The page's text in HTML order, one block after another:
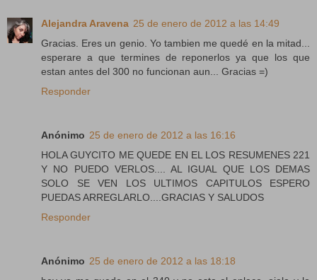
Alejandra Aravena 25 de enero de 2012 a las 14:49
Gracias. Eres un genio. Yo tambien me quedé en la mitad...
esperare a que termines de reponerlos ya que los que
estan antes del 300 no funcionan aun... Gracias =)
Responder
Anónimo 25 de enero de 2012 a las 16:16
HOLA GUYCITO ME QUEDE EN EL LOS RESUMENES 221
Y NO PUEDO VERLOS.... AL IGUAL QUE LOS DEMAS
SOLO SE VEN LOS ULTIMOS CAPITULOS ESPERO
PUEDAS ARREGLARLO....GRACIAS Y SALUDOS
Responder
Anónimo 25 de enero de 2012 a las 18:18